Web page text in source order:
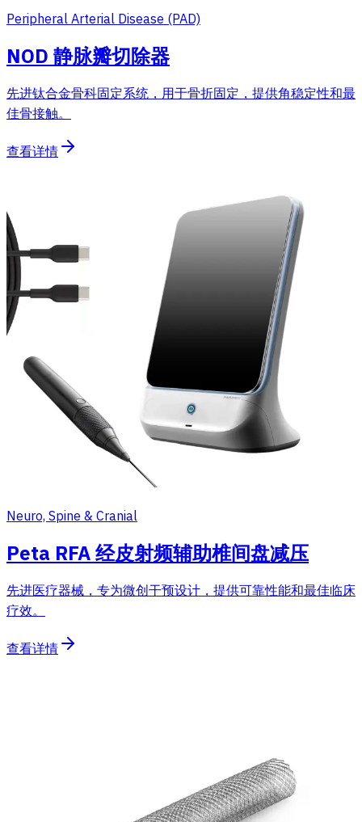
Peripheral Arterial Disease (PAD)
NOD 静脉瓣切除器
先进钛合金骨科固定系统，用于骨折固定，提供角稳定性和最
佳骨接触。
查看详情
Neuro, Spine & Cranial
Peta RFA 经皮射频辅助椎间盘减压
先进医疗器械，专为微创干预设计，提供可靠性能和最佳临床
疗效。
查看详情